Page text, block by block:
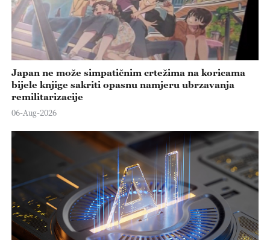
Japan ne može simpatičnim crtežima na koricama
bijele knjige sakriti opasnu namjeru ubrzavanja
remilitarizacije
06-Aug-2026